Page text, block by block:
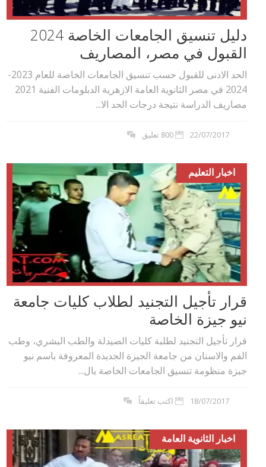
دليل تنسيق الجامعات الخاصة 2024
القبول في مصر، المصاريف
الحد الادنى للقبول حسب تنسيق الجامعات الخاصة للعام 2023-
2024 في مصر الثانوية العامة الازهرية الدبلومات الفنية 2021
مصاريف الدراسة نتيجة درجات الحد الا...
22/07/2017 800 تعليق
اخبار التعليم
قرار تأجيل التجنيد لطلاب كليات جامعة
نيو جيزة الخاصة
قرار تأجيل التجنيد لطلبة كليات الصيدلة والطب البشري، وطب
الفم والاسنان من جامعة الجيزة الجديدة المعروفة باسم نيو
جيزة منظومة تنسيق الجامعات الخاصة بال...
18/07/2017 اكتب تعليقاً
اخبار الثانوية العامة